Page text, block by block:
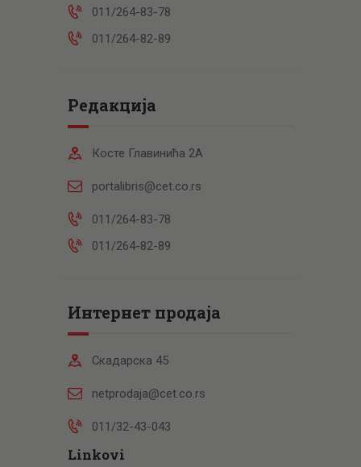
011/264-83-78
011/264-82-89
Редакција
Косте Главинића 2А
portalibris@cet.co.rs
011/264-83-78
011/264-82-89
Интернет продаја
Скадарска 45
netprodaja@cet.co.rs
011/32-43-043
Linkovi